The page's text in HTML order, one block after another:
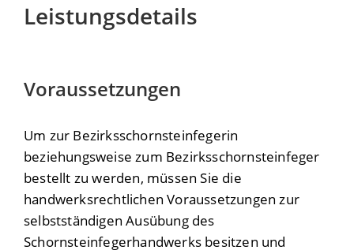
Leistungsdetails
Voraussetzungen
Um zur Bezirksschornsteinfegerin
beziehungsweise zum Bezirksschornsteinfeger
bestellt zu werden, müssen Sie die
handwerksrechtlichen Voraussetzungen zur
selbstständigen Ausübung des
Schornsteinfegerhandwerks besitzen und